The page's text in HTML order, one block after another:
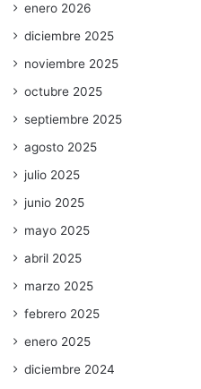
enero 2026
diciembre 2025
noviembre 2025
octubre 2025
septiembre 2025
agosto 2025
julio 2025
junio 2025
mayo 2025
abril 2025
marzo 2025
febrero 2025
enero 2025
diciembre 2024